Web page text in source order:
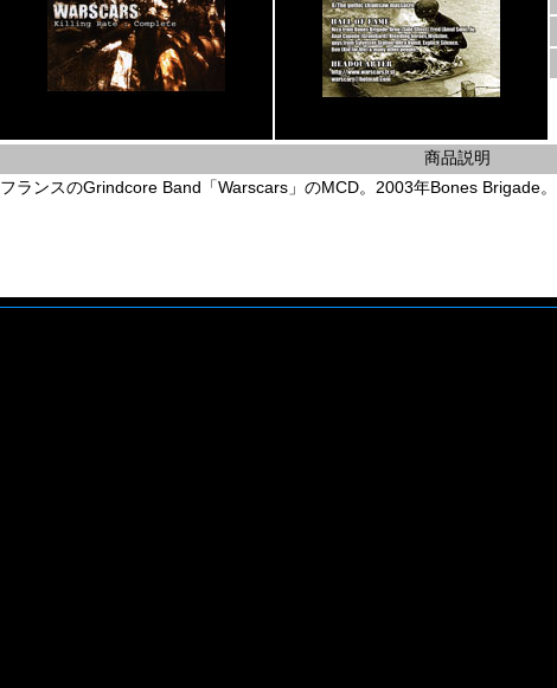
商品説明
フランスのGrindcore Band「Warscars」のMCD。2003年Bones Brigade。